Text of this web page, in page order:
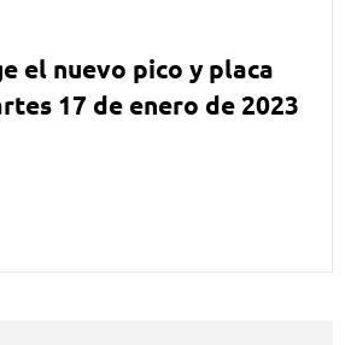
el nuevo pico y placa
17 de enero de 2023